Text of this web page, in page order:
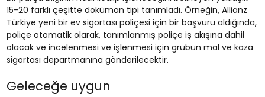
15-20 farklı çeşitte doküman tipi tanımladı. Örneğin, Allianz
Türkiye yeni bir ev sigortası poliçesi için bir başvuru aldığında,
poliçe otomatik olarak, tanımlanmış poliçe iş akışına dahil
olacak ve incelenmesi ve işlenmesi için grubun mal ve kaza
sigortası departmanına gönderilecektir.
Geleceğe uygun